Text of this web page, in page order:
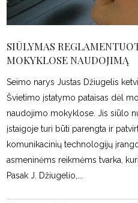
SIŪLYMAS
MOKYKLOSE NAUDOJIMĄ
Seimo narys Justas Džiugelis
Švietimo įstatymo pataisas dėl
naudojimo mokyklose. Jis siūlo
įstaigoje turi būti parengta ir
komunikacinių technologijų
asmeninėms reikmėms tvarka,
Pasak J. Džiugelio,